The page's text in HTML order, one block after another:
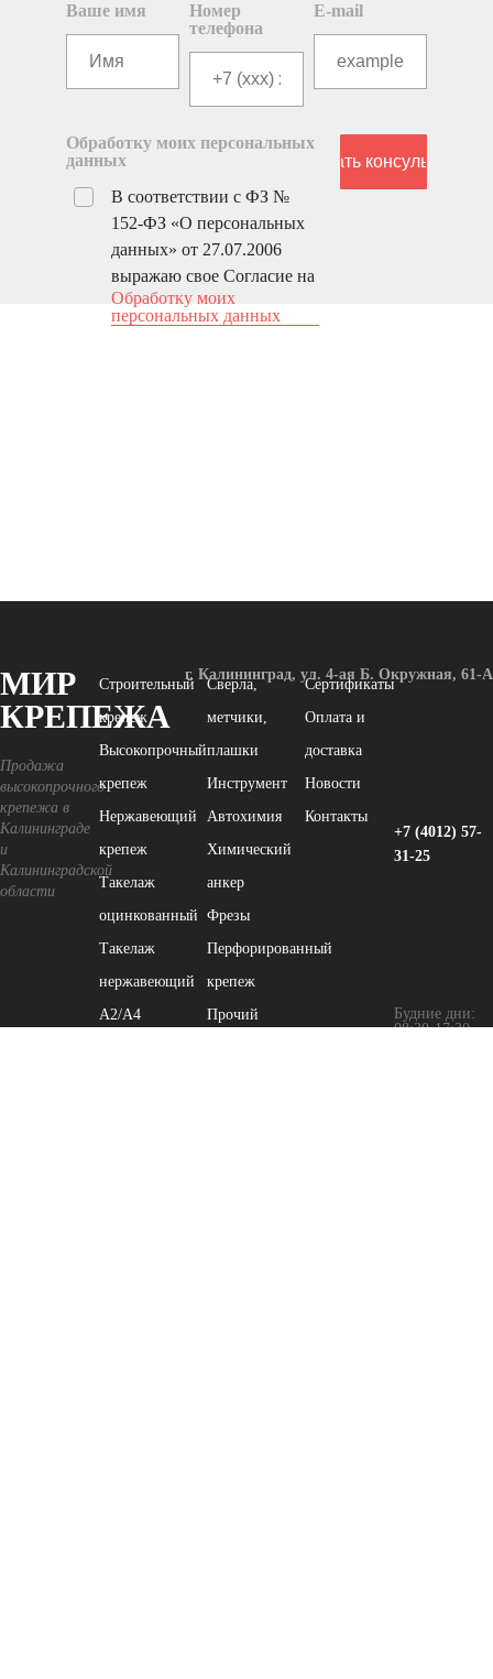
Ваше имя
Номер
телефона
E-mail
Обработку моих персональных
данных
В соответствии с ФЗ №
152-ФЗ «О персональных
данных» от 27.07.2006
выражаю свое Согласие на
Обработку моих
персональных данных
МИР
КРЕПЕЖА
Продажа
высокопрочного
крепежа в
Калининграде
и
Калининградской
области
Строительный
крепеж
Высокопрочный
крепеж
Нержавеющий
крепеж
Такелаж
оцинкованный
Такелаж
нержавеющий
А2/А4
Сверла,
метчики,
плашки
Инструмент
Автохимия
Химический
анкер
Фрезы
Перфорированный
крепеж
Прочий
Сертификаты
Оплата и
доставка
Новости
Контакты
г. Калининград, ул. 4-ая Б. Окружная, 61-А
+7 (4012) 57-
31-25
Будние дни:
08:30-17:30